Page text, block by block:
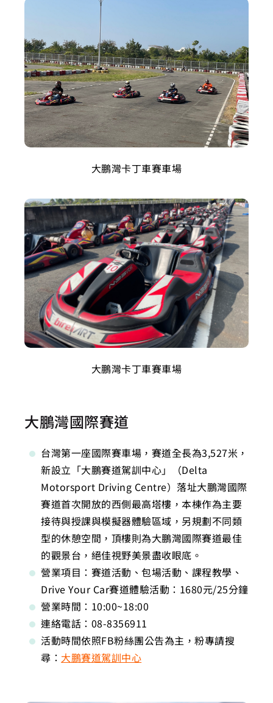
大鵬灣卡丁車賽車場
大鵬灣卡丁車賽車場
大鵬灣國際賽道
台灣第一座國際賽車場，賽道全長為3,527米，
新設立「大鵬賽道駕訓中心」（Delta
Motorsport Driving Centre）落址大鵬灣國際
賽道首次開放的西側最高塔樓，本棟作為主要
接待與授課與模擬器體驗區域，另規劃不同類
型的休憩空間，頂樓則為大鵬灣國際賽道最佳
的觀景台，絕佳視野美景盡收眼底。
營業項目：賽道活動、包場活動、課程教學、
Drive Your Car賽道體驗活動：1680元/25分鐘
營業時間：10:00~18:00
連絡電話：08-8356911
活動時間依照FB粉絲團公告為主，粉專請搜
尋： 大鵬賽道駕訓中心